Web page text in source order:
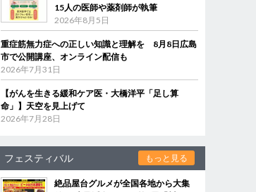
15人の医師や薬剤師が執筆
2026年8月5日
重症筋無力症への正しい知識と理解を 8月8日広島
市で公開講座、オンライン配信も
2026年7月31日
【がんを生きる緩和ケア医・大橋洋平「足し算
命」】天空を見上げて
2026年7月28日
フェスティバル もっと見る
絶品屋台グルメが全国各地から大集